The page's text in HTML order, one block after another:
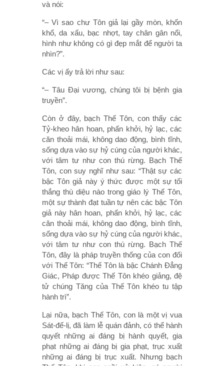
và nói:
“– Vì sao chư Tôn giả lại gầy mòn, khốn
khổ, da xấu, bạc nhợt, tay chân gân nổi,
hình như không có gì đẹp mắt để người ta
nhìn?”.
Các vị ấy trả lời như sau:
“– Tâu Ðại vương, chúng tôi bị bệnh gia
truyền”.
Còn ở đây, bạch Thế Tôn, con thấy các
Tỷ-kheo hân hoan, phấn khởi, hỷ lạc, các
căn thoải mái, không dao động, bình tĩnh,
sống dựa vào sự hỷ cúng của người khác,
với tâm tư như con thú rừng. Bạch Thế
Tôn, con suy nghĩ như sau: “Thật sự các
bậc Tôn giả này ý thức được một sự tối
thắng thù diệu nào trong giáo lý Thế Tôn,
một sự thành đạt tuần tự nên các bậc Tôn
giả này hân hoan, phấn khởi, hỷ lạc, các
căn thoải mái, không dao động, bình tĩnh,
sống dựa vào sự hỷ cúng của người khác,
với tâm tư như con thú rừng. Bạch Thế
Tôn, đây là pháp truyền thống của con đối
với Thế Tôn: “Thế Tôn là bậc Chánh Ðẳng
Giác, Pháp được Thế Tôn khéo giảng, đệ
tử chúng Tăng của Thế Tôn khéo tu tập
hành trì”.
Lại nữa, bạch Thế Tôn, con là một vị vua
Sát-đế-lị, đã làm lễ quán đảnh, có thể hành
quyết những ai đáng bị hành quyết, gia
phạt những ai đáng bị gia phạt, trục xuất
những ai đáng bị trục xuất. Nhưng bạch